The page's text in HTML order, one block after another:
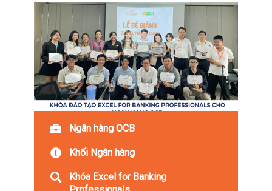
Ngân hàng OCB
Khối Ngân hàng
Khóa Excel for Banking